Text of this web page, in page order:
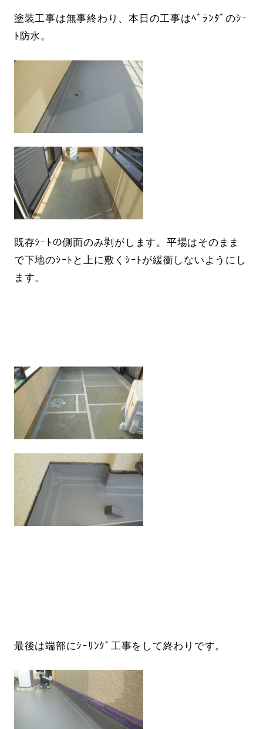
塗装工事は無事終わり、本日の工事はﾍﾞﾗﾝﾀﾞのｼｰ
ﾄ防水。
既存ｼｰﾄの側面のみ剥がします。平場はそのまま
で下地のｼｰﾄと上に敷くｼｰﾄが緩衝しないようにし
ます。
最後は端部にｼｰﾘﾝｸﾞ工事をして終わりです。